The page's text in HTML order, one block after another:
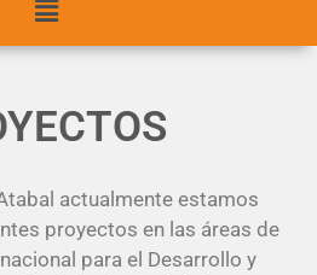
actualmente estamos
proyectos en las áreas de
para el Desarrollo y